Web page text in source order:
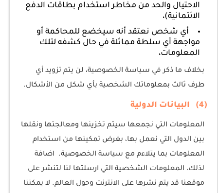
الاحتيال والحد من مخاطر استخدام بطاقات الدفع
الائتمانية)،
أي شخص نعتقد أنه سيخضع للمحاكمة أو
مواجهة أي سلطة مماثلة في حال كشفه لتلك
المعلومات،
بخلاف ما ذكر في سياسة الخصوصية، لن يتم تزويد أي
طرف ثالث بمعلوماتك الشخصية بأي شكل من الأشكال.
(4) البيانات الدولية
المعلومات التي نجمعها سيتم تخزينها ومعالجتها ونقلها
بين الدول التي نعمل بها، بغرض تمكينها من استخدام
المعلومات بما يتلاءم مع سياسة الخصوصية. اضافة
لذلك، المعلومات الشخصية التي ارسلتها لنا لتنشر على
موقعنا قد يتم نشرها على الانترنت وحول العالم. لا يمكننا